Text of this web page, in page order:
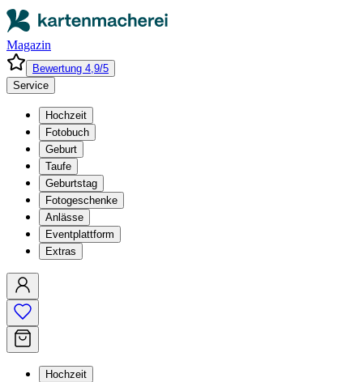
Magazin
Bewertung 4,9/5
Service
Hochzeit
Fotobuch
Geburt
Taufe
Geburtstag
Fotogeschenke
Anlässe
Eventplattform
Extras
Hochzeit